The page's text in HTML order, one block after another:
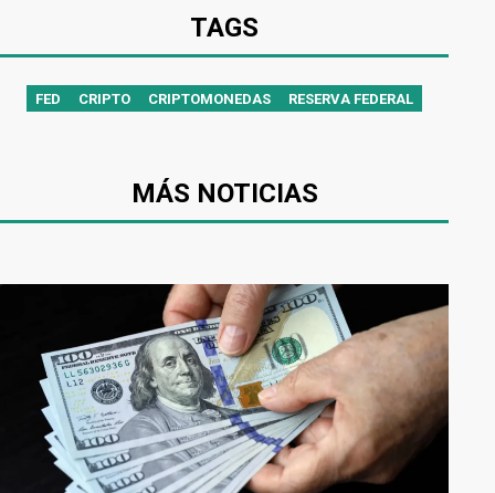
TAGS
FED CRIPTO CRIPTOMONEDAS RESERVA FEDERAL
MÁS NOTICIAS